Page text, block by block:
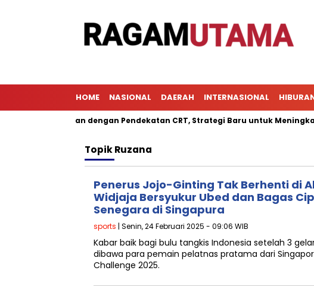
HOME NASIONAL DAERAH INTERNASIONAL
Pembelajaran dengan Pendekatan CRT, Strategi Baru untuk
TopikRuzana
Penerus Jojo-Ginting Tak Berhenti di
Widjaja Bersyukur Ubed dan Bagas
Senegara di Singapura
sports | Senin, 24 Februari 2025 - 09:06 WIB
Kabar baik bagi bulu tangkis Indonesia setelah 3
dibawa para pemain pelatnas pratama dari
Challenge 2025.